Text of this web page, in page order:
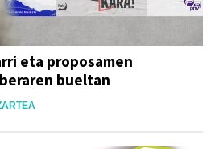
eta proposamen
bueltan